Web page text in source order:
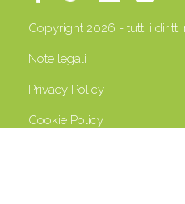
Copyright 2026 - tutti i diritti
Note legali
Privacy Policy
Cookie Policy